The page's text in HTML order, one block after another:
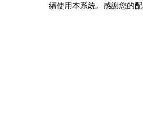
續使用本系統。感謝您的配